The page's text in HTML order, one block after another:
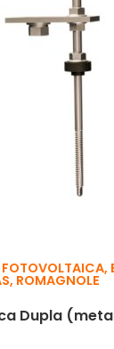
FOTOVOLTAICA,
, ROMAGNOLE
Dupla